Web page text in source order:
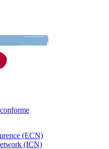
(ECN)
(ICN)